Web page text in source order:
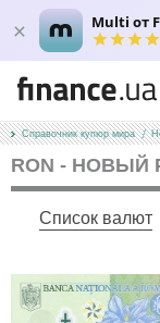
Multi от
Справочник купюр мира
RON -
Список валют